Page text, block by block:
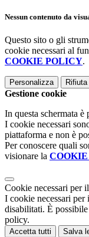
Nessun contenuto da
Questo sito o gli
cookie necessari al
COOKIE POLICY.
Personalizza
Gestione cookie
In questa schermata
I cookie necessari
piattaforma e non è
Per conoscere quali
visionare la
Cookie necessari per
I cookie necessari per
disabilitati. È
policy.
Accetta tutti Salva